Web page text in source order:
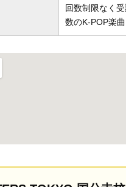
回数制限なく
数のK-POP楽